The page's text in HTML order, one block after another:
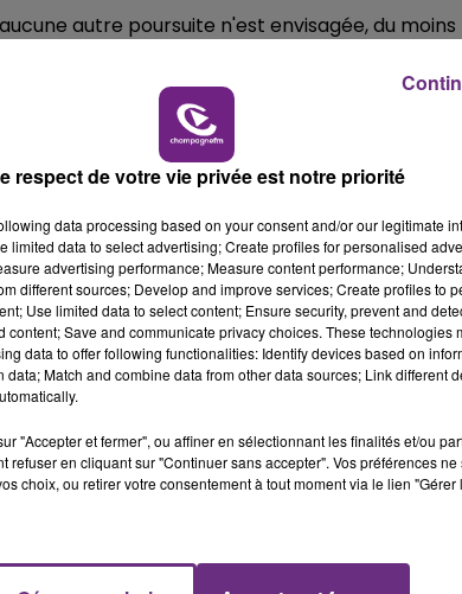
LA FAMILLE
autre poursuite n'est envisagée, du moins
LE MAGASIN JOUÉCLUB DE REIMS FERME
SES PORTES
C'était l'une des institutions du centre-ville
rémois. Le magasin JouéClub est contraint de
fermer ses portes.
respect de votre vie privée est notre priorité
data processing based on your consent and/or our legitimate
limited data to select advertising; Create profiles for personalised
advertising performance; Measure content performance;
different sources; Develop and improve services; Create profiles to
Use limited data to select content; Ensure security, prevent and
content; Save and communicate privacy choices. These technologies
data to offer following functionalities: Identify devices based on
Match and combine data from other data sources; Link different
"Accepter et fermer", ou affiner en sélectionnant les finalités et/ou
refuser en cliquant sur "Continuer sans accepter". Vos préférences
choix, ou retirer votre consentement à tout moment via le lien